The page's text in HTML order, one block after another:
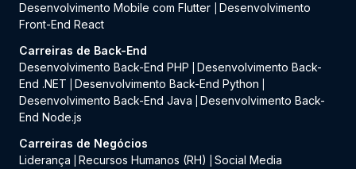
Desenvolvimento Mobile com Flutter
Desenvolvimento
Front-End React
Carreiras de Back-End
Desenvolvimento Back-End PHP
Desenvolvimento Back-
End .NET
Desenvolvimento Back-End Python
Desenvolvimento Back-End Java
Desenvolvimento Back-
End Node.js
Carreiras de Negócios
Liderança
Recursos Humanos (RH)
Social Media